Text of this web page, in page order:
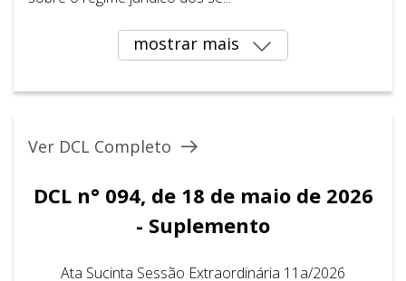
mostrar mais
Ver DCL Completo
DCL n° 094, de 18 de maio de 2026
- Suplemento
Ata Sucinta Sessão Extraordinária 11a/2026